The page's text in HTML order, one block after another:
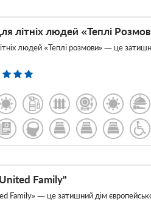
літніх людей «Теплі
людей «Теплі розмови» — це
Family"
Family» — це затишний дім